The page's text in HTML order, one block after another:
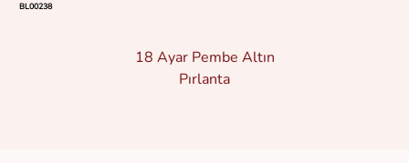
BL00238
18 Ayar Pembe Altın
Pırlanta